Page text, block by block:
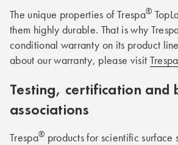
The unique properties of Trespa®
them highly durable. That is why
conditional warranty on its product
about our warranty, please visit
Testing, certification and
associations
Trespa® products for scientific surface